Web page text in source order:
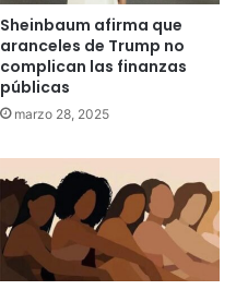
Sheinbaum afirma que
aranceles de Trump no
complican las finanzas
públicas
marzo 28, 2025